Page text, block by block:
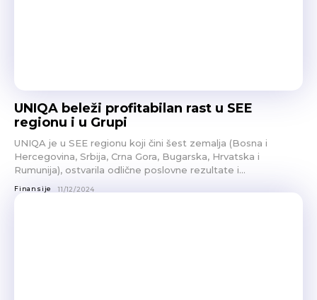
UNIQA beleži profitabilan rast u SEE
regionu i u Grupi
UNIQA je u SEE regionu koji čini šest zemalja (Bosna i
Hercegovina, Srbija, Crna Gora, Bugarska, Hrvatska i
Rumunija), ostvarila odlične poslovne rezultate i...
Finansije 11/12/2024